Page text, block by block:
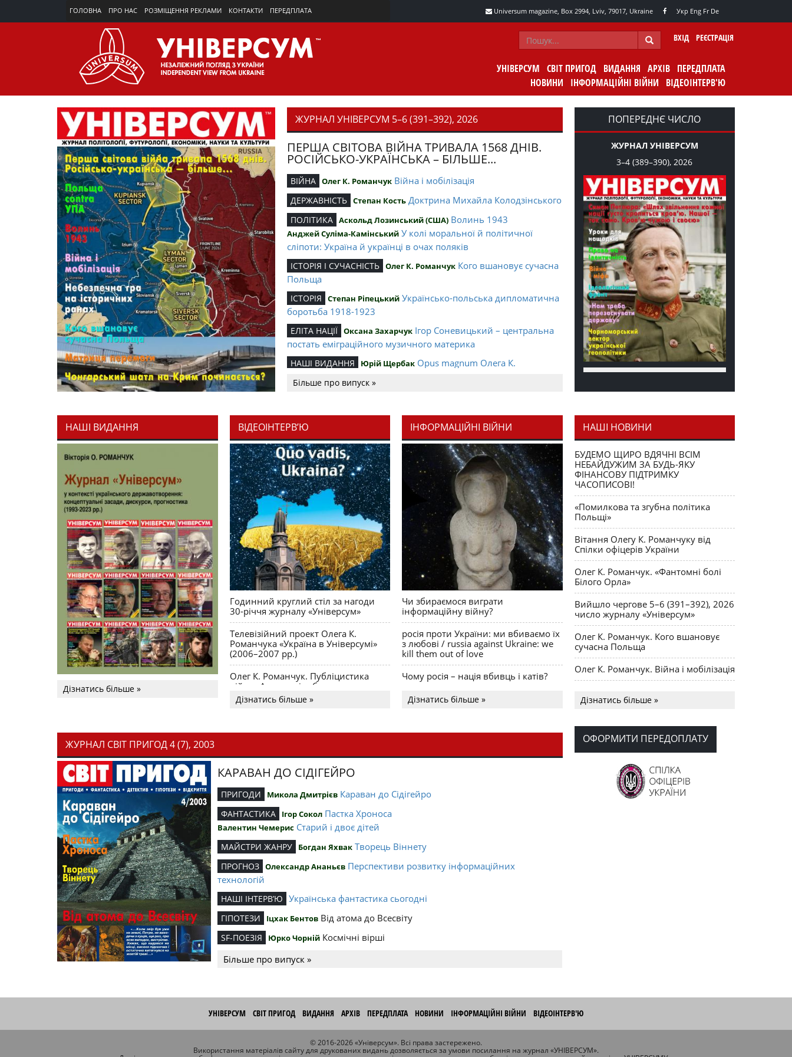
ГОЛОВНА ПРО НАС РОЗМІЩЕННЯ РЕКЛАМИ КОНТАКТИ ПЕРЕДПЛАТА Universum magazine, Box 2994, Lviv, 79017, Ukraine Укр Eng Fr De
ВХІД РЕЄСТРАЦІЯ
УНІВЕРСУМ СВІТ ПРИГОД ВИДАННЯ АРХІВ ПЕРЕДПЛАТА
НОВИНИ
ІНФОРМАЦІЙНІ ВІЙНИ ВІДЕОІНТЕРВ'Ю
ЖУРНАЛ УНІВЕРСУМ 5–6 (391–392), 2026
ПЕРША СВІТОВА ВІЙНА ТРИВАЛА 1568 ДНІВ.
РОСІЙСЬКО-УКРАЇНСЬКА – БІЛЬШЕ...
ВІЙНА Олег К. Романчук Війна і мобілізація
ДЕРЖАВНІСТЬ Степан Кость Доктрина Михайла Колодзінського
ПОЛІТИКА Аскольд Лозинський (США) Волинь 1943
Анджей Суліма-Камінський У колі моральної й політичної
сліпоти: Україна й українці в очах поляків
ІСТОРІЯ І СУЧАСНІСТЬ Олег К. Романчук Кого вшановує сучасна
Польща
ІСТОРІЯ Степан Ріпецький Українсько-польська дипломатична
боротьба 1918-1923
ЕЛІТА НАЦІЇ Оксана Захарчук Ігор Соневицький – центральна
постать еміграційного музичного материка
НАШІ ВИДАННЯ Юрій Щербак Opus magnum Олега К.
Романчука
СЛОВО РЕДАКЦІЙНЕ Олег К. Романчук Журавель і синиця як
уособлення української політстратегії й тактики
Більше про випуск »
ПОПЕРЕДНЄ ЧИСЛО
ЖУРНАЛ УНІВЕРСУМ
3–4 (389–390), 2026
НАШІ ВИДАННЯ
Дізнатись більше »
ВІДЕОІНТЕРВ’Ю
Годинний круглий стіл за нагоди
30-річчя журналу «Універсум»
Телевізійний проект Олега К.
Романчука «Україна в Універсумі»
(2006–2007 рр.)
Олег К. Романчук. Публіцистика
війни. Акценти і табу
Дізнатись більше »
ІНФОРМАЦІЙНІ ВІЙНИ
Чи збираємося виграти
інформаційну війну?
росія проти України: ми вбиваємо їх
з любові / russia against Ukraine: we
kill them out of love
Чому росія – нація вбивць і катів?
Дізнатись більше »
НАШІ НОВИНИ
БУДЕМО ЩИРО ВДЯЧНІ ВСІМ
НЕБАЙДУЖИМ ЗА БУДЬ-ЯКУ
ФІНАНСОВУ ПІДТРИМКУ
ЧАСОПИСОВІ!
«Помилкова та згубна політика
Польщі»
Вітання Олегу К. Романчуку від
Спілки офіцерів України
Олег К. Романчук. «Фантомні болі
Білого Орла»
Вийшло чергове 5–6 (391–392), 2026
число журналу «Універсум»
Олег К. Романчук. Кого вшановує
сучасна Польща
Олег К. Романчук. Війна і мобілізація
долучилися до найбільшої
День Вишиванки в Норт Порті
OPUS MAGNUM Олега К. Романчука
Дізнатись більше »
ЖУРНАЛ СВІТ ПРИГОД 4 (7), 2003
КАРАВАН ДО СІДІГЕЙРО
ПРИГОДИ Микола Дмитрієв Караван до Сідігейро
ФАНТАСТИКА Ігор Сокол Пастка Хроноса
Валентин Чемерис Старий і двоє дітей
МАЙСТРИ ЖАНРУ Богдан Яхвак Творець Віннету
ПРОГНОЗ Олександр Ананьєв Перспективи розвитку інформаційних
технологій
НАШІ ІНТЕРВ’Ю Українська фантастика сьогодні
ГІПОТЕЗИ Іцхак Бентов Від атома до Всесвіту
SF-ПОЕЗІЯ Юрко Чорній Космічні вірші
Більше про випуск »
ОФОРМИТИ ПЕРЕДОПЛАТУ
УНІВЕРСУМ СВІТ ПРИГОД ВИДАННЯ АРХІВ ПЕРЕДПЛАТА НОВИНИ ІНФОРМАЦІЙНІ ВІЙНИ ВІДЕОІНТЕРВ'Ю
© 2016-2026 «Універсум». Всі права застережено.
Використання матеріалів сайту для друкованих видань дозволяється за умови посилання на журнал «УНІВЕРСУМ».